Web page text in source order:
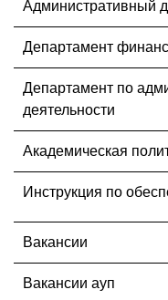
Административный
Департамент
Департамент по
деятельности
Академическая
Инструкция по
Вакансии
Вакансии ауп